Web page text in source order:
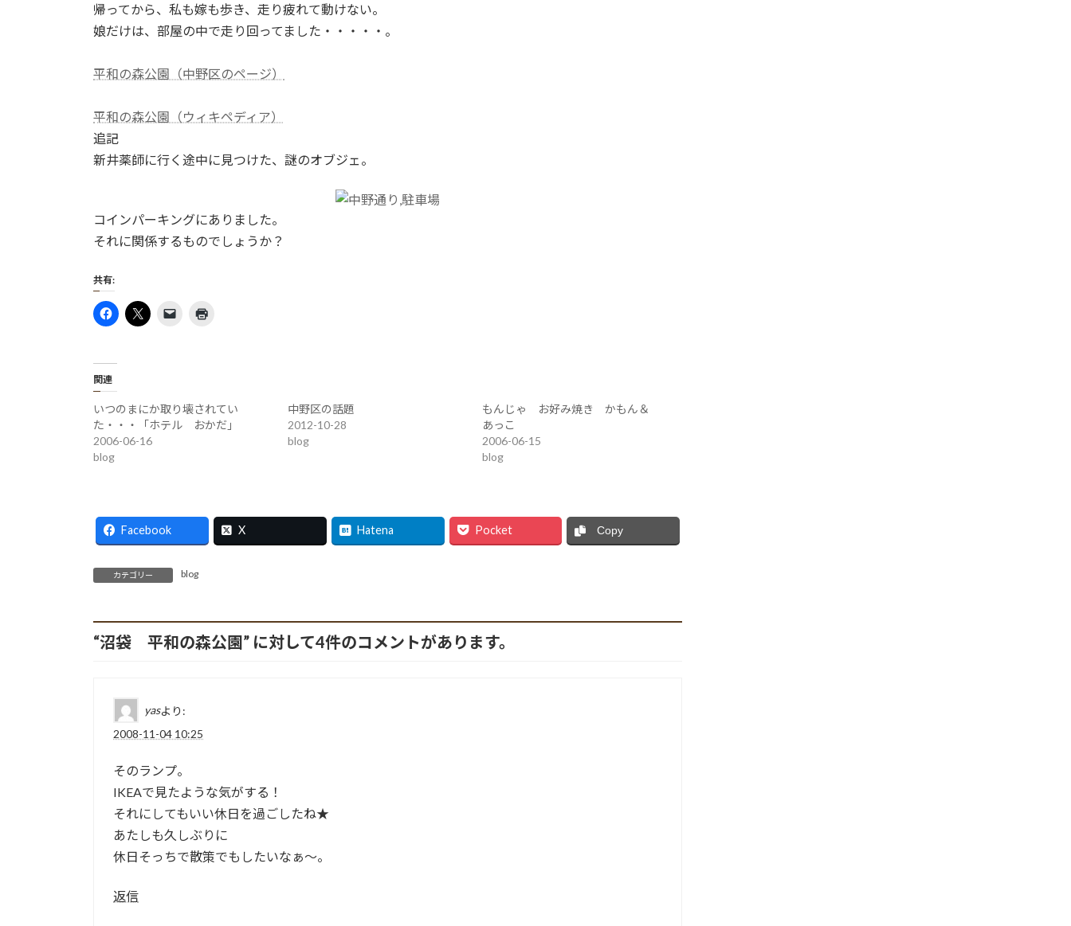
帰ってから、私も嫁も歩き、走り疲れて動けない。
娘だけは、部屋の中で走り回ってました・・・・・。
平和の森公園（中野区のページ）
平和の森公園（ウィキペディア）
追記
新井薬師に行く途中に見つけた、謎のオブジェ。
コインパーキングにありました。
それに関係するものでしょうか？
共有:
関連
いつのまにか取り壊されてい
た・・・「ホテル おかだ」
2006-06-16
blog
中野区の話題
2012-10-28
blog
もんじゃ お好み焼き かもん＆
あっこ
2006-06-15
blog
Facebook X Hatena Pocket Copy
カテゴリー blog
“沼袋 平和の森公園” に対して4件のコメントがあります。
yasより:
2008-11-04 10:25
そのランプ。
IKEAで見たような気がする！
それにしてもいい休日を過ごしたね★
あたしも久しぶりに
休日そっちで散策でもしたいなぁ～。
返信